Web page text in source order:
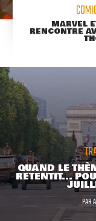
MARVEL
RENCONTRE
QUAND LE
RETENTIT...
PAR